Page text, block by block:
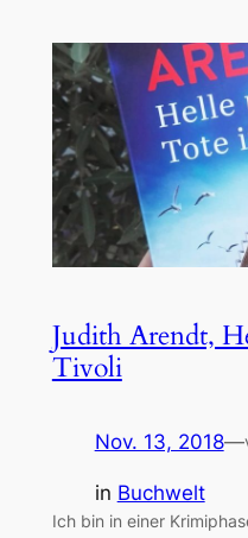
Judith Arendt,
Tivoli
Nov. 13, 2018—
in Buchwelt
Ich bin in einer